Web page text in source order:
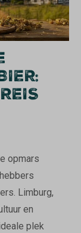
opmars
Limburg,
en
plek